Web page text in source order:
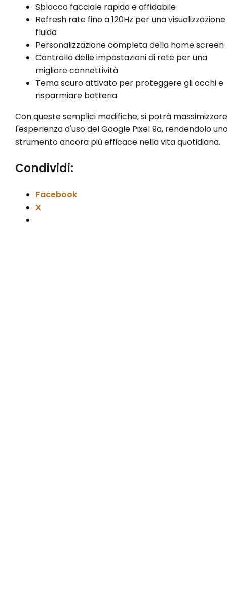
Sblocco facciale rapido e affidabile
Refresh rate fino a 120Hz per una visualizzazione
fluida
Personalizzazione completa della home screen
Controllo delle impostazioni di rete per una
migliore connettività
Tema scuro attivato per proteggere gli occhi e
risparmiare batteria
Con queste semplici modifiche, si potrà massimizzare
l'esperienza d'uso del Google Pixel 9a, rendendolo
strumento ancora più efficace nella vita quotidiana.
Condividi:
Facebook
X